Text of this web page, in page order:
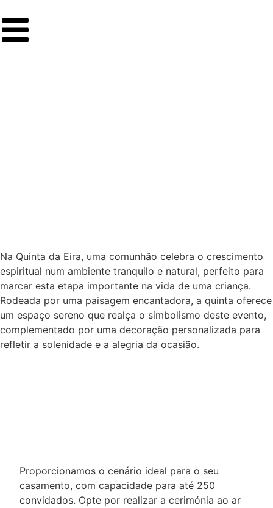
Na Quinta da Eira, uma comunhão celebra o crescimento
espiritual num ambiente tranquilo e natural, perfeito para
marcar esta etapa importante na vida de uma criança.
Rodeada por uma paisagem encantadora, a quinta oferece
um espaço sereno que realça o simbolismo deste evento,
complementado por uma decoração personalizada para
refletir a solenidade e a alegria da ocasião.
Proporcionamos o cenário ideal para o seu
casamento, com capacidade para até 250
convidados. Opte por realizar a cerimónia ao ar